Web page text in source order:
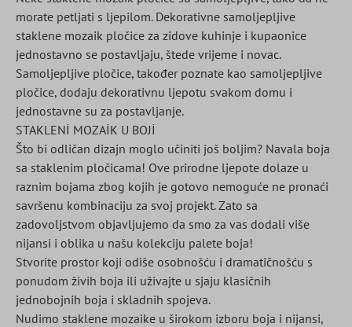
morate petljati s ljepilom. Dekorativne samoljepljive
staklene mozaik pločice za zidove kuhinje i kupaonice
jednostavno se postavljaju, štede vrijeme i novac.
Samoljepljive pločice, također poznate kao samoljepljive
pločice, dodaju dekorativnu ljepotu svakom domu i
jednostavne su za postavljanje.
STAKLENİ MOZAİK U BOJİ
Što bi odličan dizajn moglo učiniti još boljim? Navala boja
sa staklenim pločicama! Ove prirodne ljepote dolaze u
raznim bojama zbog kojih je gotovo nemoguće ne pronaći
savršenu kombinaciju za svoj projekt. Zato sa
zadovoljstvom objavljujemo da smo za vas dodali više
nijansi i oblika u našu kolekciju palete boja!
Stvorite prostor koji odiše osobnošću i dramatičnošću s
ponudom živih boja ili uživajte u sjaju klasičnih
jednobojnih boja i skladnih spojeva.
Nudimo staklene mozaike u širokom izboru boja i nijansi,